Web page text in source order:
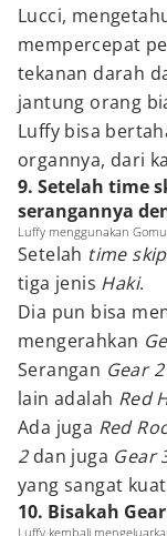
Lucci,
mempercepat
tekanan darah
jantung orang
Luffy bisa
organnya, dari
9. Setelah time
serangannya
Luffy menggunakan
Setelah time skip
tiga jenis Haki.
Dia pun bisa
mengerahkan
Serangan Gear 2
lain adalah Red
Ada juga Red
2 dan juga Gear
yang sangat
10. Bisakah
Luffy kembali